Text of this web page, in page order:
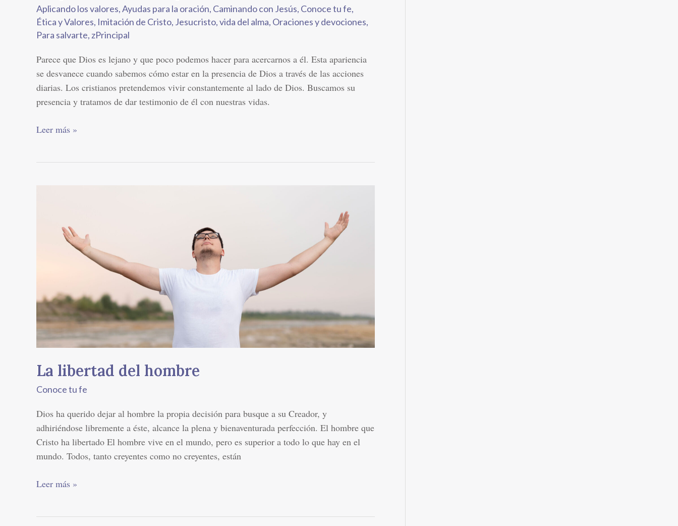
Aplicando los valores,Ayudas para la oración, Caminando con Jesús, Conoce tu fe,
Ética y Valores, Imitación de Cristo, Jesucristo, vida del alma, Oraciones y devociones,
Para salvarte, zPrincipal
Parece que Dios es lejano y que poco podemos hacer para acercarnos a él. Esta apariencia
se desvanece cuando sabemos cómo estar en la presencia de Dios a través de las acciones
diarias. Los cristianos pretendemos vivir constantemente al lado de Dios. Buscamos su
presencia y tratamos de dar testimonio de él con nuestras vidas.
Leer más »
La libertad del hombre
Conoce tu fe
Dios ha querido dejar al hombre la propia decisión para busque a su Creador, y
adhiriéndose libremente a éste, alcance la plena y bienaventurada perfección. El hombre que
Cristo ha libertado El hombre vive en el mundo, pero es superior a todo lo que hay en el
mundo. Todos, tanto creyentes como no creyentes, están
hombre
Leer más »